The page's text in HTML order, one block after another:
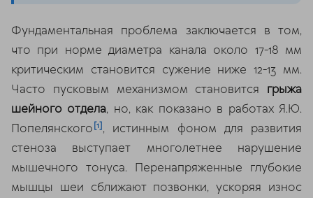
Фундаментальная проблема заключается в том,
что при норме диаметра канала около 17-18 мм
критическим становится сужение ниже 12-13 мм.
Часто пусковым механизмом становится грыжа
шейного отдела, но, как показано в работах Я.Ю.
Попелянского[1], истинным фоном для развития
стеноза выступает многолетнее нарушение
мышечного тонуса. Перенапряженные глубокие
мышцы шеи сближают позвонки, ускоряя износ